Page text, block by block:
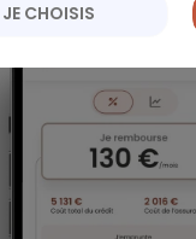
JE CHOISIS